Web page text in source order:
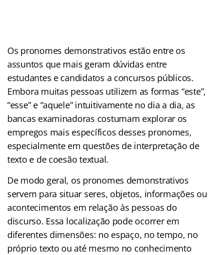
Os pronomes demonstrativos estão entre os
assuntos que mais geram dúvidas entre
estudantes e candidatos a concursos públicos.
Embora muitas pessoas utilizem as formas “este”,
“esse” e “aquele” intuitivamente no dia a dia, as
bancas examinadoras costumam explorar os
empregos mais específicos desses pronomes,
especialmente em questões de interpretação de
texto e de coesão textual.
De modo geral, os pronomes demonstrativos
servem para situar seres, objetos, informações ou
acontecimentos em relação às pessoas do
discurso. Essa localização pode ocorrer em
diferentes dimensões: no espaço, no tempo, no
próprio texto ou até mesmo no conhecimento